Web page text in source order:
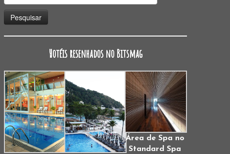
por:
Hotéis resenhados no Bitsmag
Área de Spa no
Standard Spa